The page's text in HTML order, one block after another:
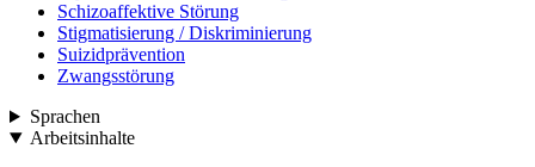
Schizoaffektive Störung
Stigmatisierung / Diskriminierung
Suizidprävention
Zwangsstörung
Sprachen
Arbeitsinhalte